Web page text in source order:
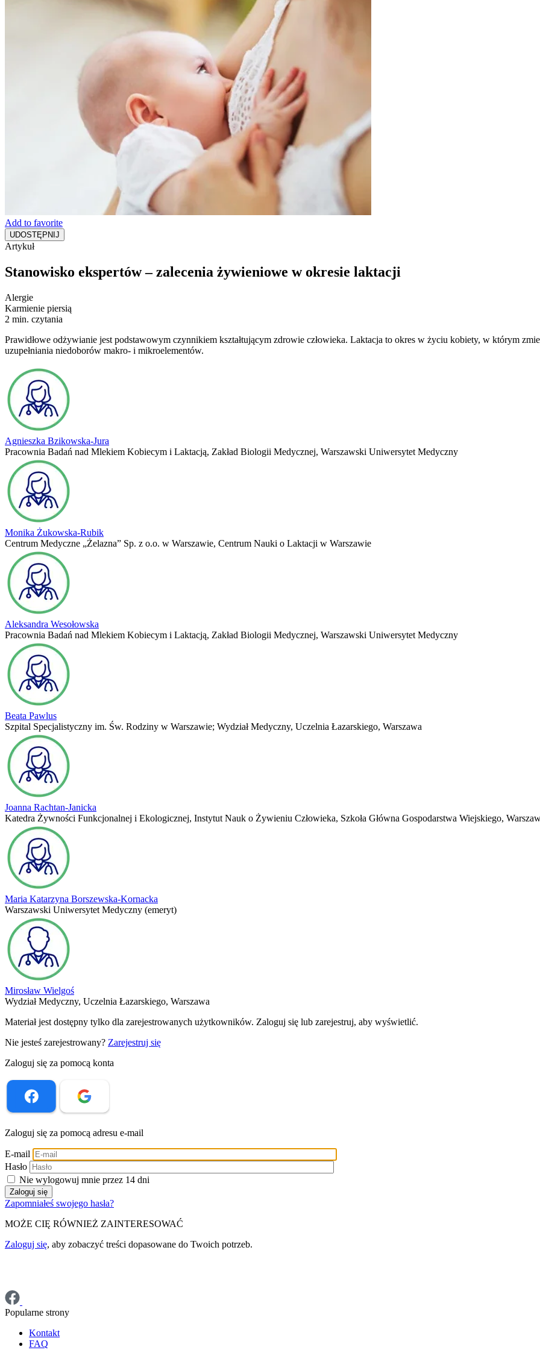
Add to favorite
UDOSTĘPNIJ
Artykuł
Stanowisko ekspertów – zalecenia żywieniowe w okresie laktacji
Alergie
Karmienie piersią
2 min. czytania
Prawidłowe odżywianie jest podstawowym czynnikiem kształtującym zdrowie człowieka. Laktacja to okres w życiu kobiety, w którym
uzupełniania niedoborów makro- i mikroelementów.
Agnieszka Bzikowska-Jura
Pracownia Badań nad Mlekiem Kobiecym i Laktacją, Zakład Biologii Medycznej, Warszawski Uniwersytet Medyczny
Monika Żukowska-Rubik
Centrum Medyczne „Żelazna” Sp. z o.o. w Warszawie, Centrum Nauki o Laktacji w Warszawie
Aleksandra Wesołowska
Pracownia Badań nad Mlekiem Kobiecym i Laktacją, Zakład Biologii Medycznej, Warszawski Uniwersytet Medyczny
Beata Pawlus
Szpital Specjalistyczny im. Św. Rodziny w Warszawie; Wydział Medyczny, Uczelnia Łazarskiego, Warszawa
Joanna Rachtan-Janicka
Katedra Żywności Funkcjonalnej i Ekologicznej, Instytut Nauk o Żywieniu Człowieka, Szkoła Główna Gospodarstwa Wiejskiego,
Maria Katarzyna Borszewska-Kornacka
Warszawski Uniwersytet Medyczny (emeryt)
Mirosław Wielgoś
Wydział Medyczny, Uczelnia Łazarskiego, Warszawa
Materiał jest dostępny tylko dla zarejestrowanych użytkowników. Zaloguj się lub zarejestruj, aby wyświetlić.
Nie jesteś zarejestrowany? Zarejestruj się
Zaloguj się za pomocą konta
Zaloguj się za pomocą adresu e-mail
E-mail
Hasło
Nie wylogowuj mnie przez 14 dni
Zapomniałeś swojego hasła?
MOŻE CIĘ RÓWNIEŻ ZAINTERESOWAĆ
Zaloguj się, aby zobaczyć treści dopasowane do Twoich potrzeb.
Popularne strony
Kontakt
FAQ